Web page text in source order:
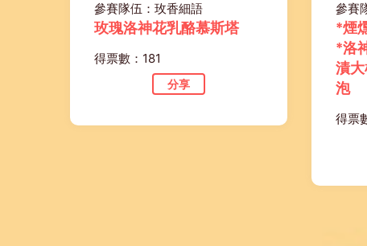
參賽隊伍：玫香細語
玫瑰洛神花乳酪慕斯塔
得票數：181
分享
參賽
*煙
*洛
漬
泡
得票